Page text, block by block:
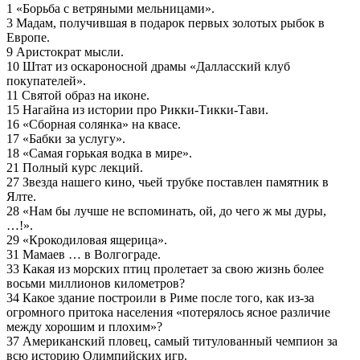
1 «Борьба с ветряными мельницами».
3 Мадам, получившая в подарок первых золотых рыбок в
Европе.
9 Аристократ мысли.
10 Штат из оскароносной драмы «Далласский клуб
покупателей».
11 Святой образ на иконе.
15 Нагайна из истории про Рикки-Тикки-Тави.
16 «Сборная солянка» на квасе.
17 «Бабки за услугу».
18 «Самая горькая водка в мире».
21 Полный курс лекций.
27 Звезда нашего кино, чьей трубке поставлен памятник в
Ялте.
28 «Нам бы лучше не вспоминать, ой, до чего ж мы дуры,
…!».
29 «Крокодиловая ящерица».
31 Мамаев … в Волгограде.
33 Какая из морских птиц пролетает за свою жизнь более
восьми миллионов километров?
34 Какое здание построили в Риме после того, как из-за
огромного притока населения «потерялось ясное различие
между хорошим и плохим»?
37 Американский пловец, самый титулованный чемпион за
всю историю Олимпийских игр.